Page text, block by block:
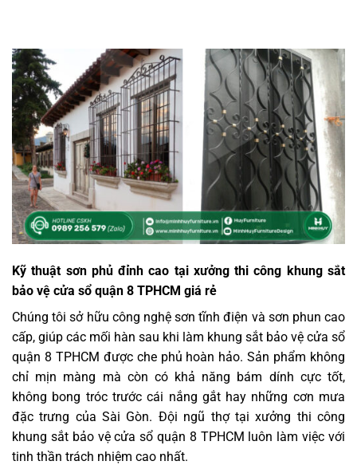
Kỹ thuật sơn phủ đỉnh cao tại xưởng thi công khung sắt
bảo vệ cửa sổ quận 8 TPHCM giá rẻ
Chúng tôi sở hữu công nghệ sơn tĩnh điện và sơn phun cao
cấp, giúp các mối hàn sau khi làm khung sắt bảo vệ cửa sổ
quận 8 TPHCM được che phủ hoàn hảo. Sản phẩm không
chỉ mịn màng mà còn có khả năng bám dính cực tốt,
không bong tróc trước cái nắng gắt hay những cơn mưa
đặc trưng của Sài Gòn. Đội ngũ thợ tại xưởng thi công
khung sắt bảo vệ cửa sổ quận 8 TPHCM luôn làm việc với
tinh thần trách nhiệm cao nhất.